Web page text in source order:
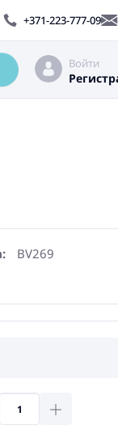
+371-223-777-09
Войти
BV269